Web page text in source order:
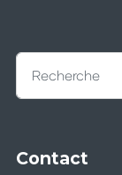
Contact